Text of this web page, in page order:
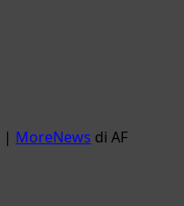
| MoreNews di AF